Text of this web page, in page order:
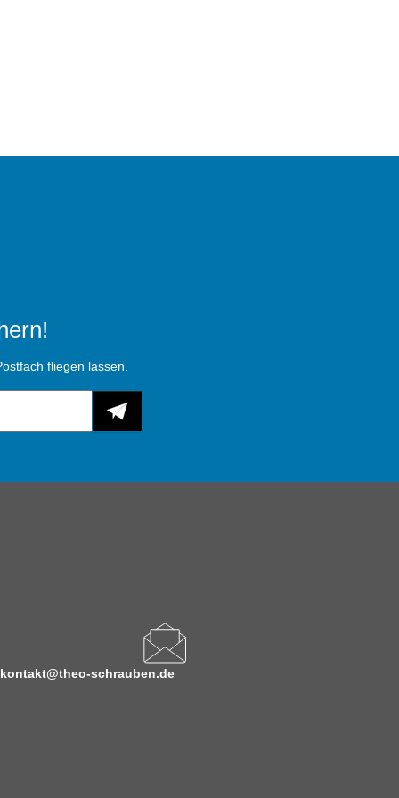
fliegen lassen.
kontakt@theo-schrauben.de